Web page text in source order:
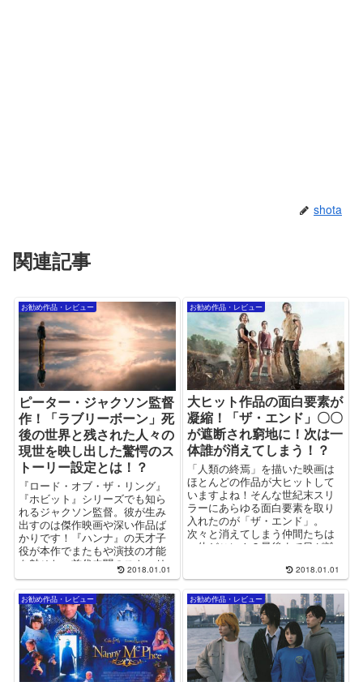
shota
関連記事
お勧め作品・レビュー
ピーター・ジャクソン監督
作！「ラブリーボーン」死
後の世界と残された人々の
現世を映し出した驚愕のス
トーリー設定とは！？
『ロード・オブ・ザ・リング』
『ホビット』シリーズでも知ら
れるジャクソン監督。彼が生み
出すのは傑作映画や深い作品ば
かりです！『ハンナ』の天才子
役が本作でまたもや演技の才能
を魅せた、前代未聞のストーリ
ーとは！？
2018.01.01
お勧め作品・レビュー
大ヒット作品の面白要素が
凝縮！「ザ・エンド」〇〇
が遮断され窮地に！次は一
体誰が消えてしまう！？
「人類の終焉」を描いた映画は
ほとんどの作品が大ヒットして
いますよね！そんな世紀末スリ
ラーにあらゆる面白要素を取り
入れたのが「ザ・エンド」。
次々と消えてしまう仲間たちは
一体どこに！？最後まで目が離
2018.01.01
お勧め作品・レビュー お勧め作品・レビュー